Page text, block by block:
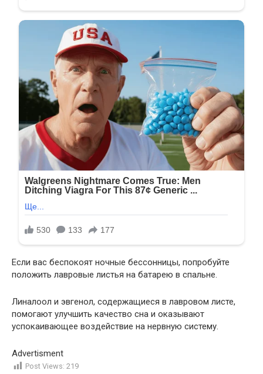
Если вас беспокоят ночные бессонницы, попробуйте
положить лавровые листья на батарею в спальне.
Линалоол и эвгенол, содержащиеся в лавровом листе,
помогают улучшить качество сна и оказывают
успокаивающее воздействие на нервную систему.
Advertisment
Post Views: 219